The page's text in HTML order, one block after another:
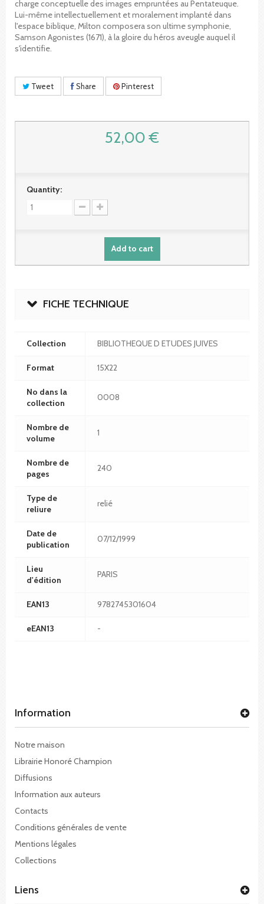
charge conceptuelle des images empruntées au Pentateuque.
Lui-même intellectuellement et moralement implanté dans
l'espace biblique, Milton composera son ultime symphonie,
Samson Agonistes (1671), à la gloire du héros aveugle auquel il
s'identifie.
Tweet Share Pinterest
52,00 €
Quantity:
Add to cart
FICHE TECHNIQUE
Collection BIBLIOTHEQUE D ETUDES JUIVES
Format 15X22
No dans la
collection
0008
Nombre de
volume
1
Nombre de
pages
240
Type de
reliure
relié
Date de
publication
07/12/1999
Lieu
d'édition
PARIS
EAN13 9782745301604
eEAN13 -
Information
Notre maison
Librairie Honoré Champion
Diffusions
Information aux auteurs
Contacts
Conditions générales de vente
Mentions légales
Collections
Liens